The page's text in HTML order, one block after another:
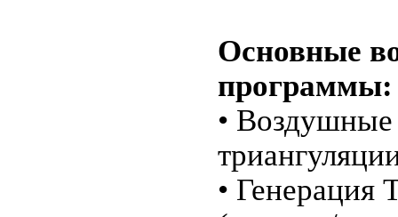
Основные
программы:
•
• Генерация